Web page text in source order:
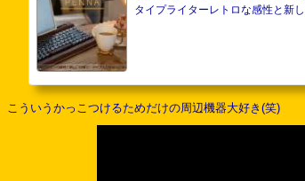
タイプライターレトロな感性と新
こういうかっこつけるためだけの周辺機器大好き(笑)